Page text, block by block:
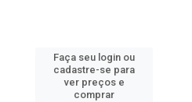
Faça seu login ou
cadastre-se para
ver preços e
comprar